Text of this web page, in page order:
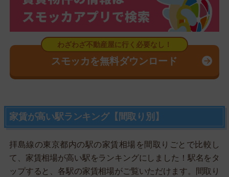
スモッカを無料ダウンロード
家賃が高い駅ランキング【間取り別】
拝島線の東京都内の駅の家賃相場を間取りごとで比較し
て、家賃相場が高い駅をランキングにしました！駅名をタ
ップすると、各駅の家賃相場がご覧いただけます。間取り